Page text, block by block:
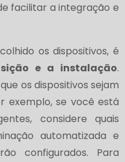
facilitar a integração e
os dispositivos, é
e a instalação.
os dispositivos sejam
exemplo, se você está
considere quais
automatizada e
configurados. Para